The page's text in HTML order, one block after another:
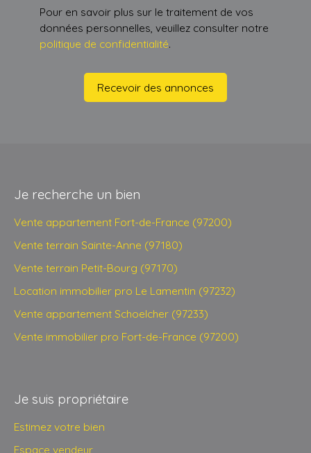
Pour en savoir plus sur le traitement de vos
données personnelles, veuillez consulter notre
politique de confidentialité.
Recevoir des annonces
Je recherche un bien
Vente appartement Fort-de-France (97200)
Vente terrain Sainte-Anne (97180)
Vente terrain Petit-Bourg (97170)
Location immobilier pro Le Lamentin (97232)
Vente appartement Schoelcher (97233)
Vente immobilier pro Fort-de-France (97200)
Je suis propriétaire
Estimez votre bien
Espace vendeur